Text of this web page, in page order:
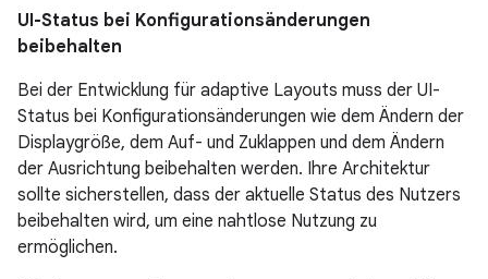
UI-Status bei Konfigurationsänderungen
beibehalten
Bei der Entwicklung für adaptive Layouts muss der UI-
Status bei Konfigurationsänderungen wie dem Ändern der
Displaygröße, dem Auf- und Zuklappen und dem Ändern
der Ausrichtung beibehalten werden. Ihre Architektur
sollte sicherstellen, dass der aktuelle Status des Nutzers
beibehalten wird, um eine nahtlose Nutzung zu
ermöglichen.